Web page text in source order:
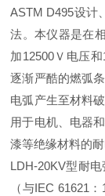
ASTM D495设计
法。本仪器是在
加12500Ｖ电压
逐渐严酷的燃弧
电弧产生至材料
用于电机、电器
漆等绝缘材料的耐
LDH-20KV型耐电
（与IEC 61621